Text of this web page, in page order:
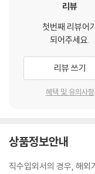
리뷰
첫번째 리뷰어
되어주세요.
리뷰 쓰기
혜택 및 유의사항
상품정보안내
직수입외서의 경우, 해외